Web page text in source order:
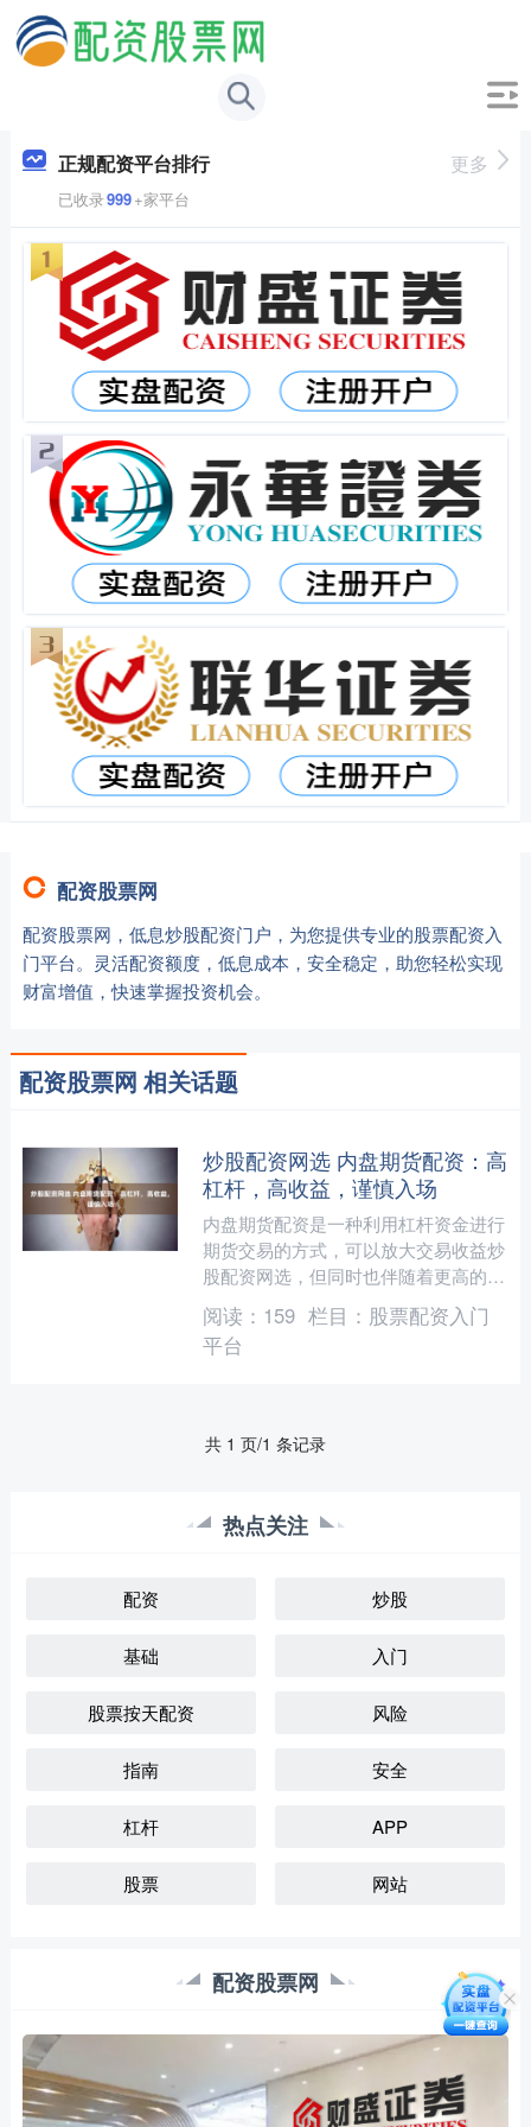
正规配资平台排行
已收录999+家平台
更多
配资股票网
配资股票网，低息炒股配资门户，为您提供专业的股票配资入
门平台。灵活配资额度，低息成本，安全稳定，助您轻松实现
财富增值，快速掌握投资机会。
配资股票网 相关话题
炒股配资网选 内盘期货配资：高
杠杆，高收益，谨慎入场
内盘期货配资是一种利用杠杆资金进行
期货交易的方式，可以放大交易收益炒
股配资网选，但同时也伴随着更高的风
险。 期货配资是一种金融服务，由配
资公司向投资者提供杠杆资....
阅读： 159 栏目： 股票配资入门
平台
共 1 页/1 条记录
热点关注
配资 炒股
基础 入门
股票按天配资 风险
指南 安全
杠杆 APP
股票 网站
配资股票网